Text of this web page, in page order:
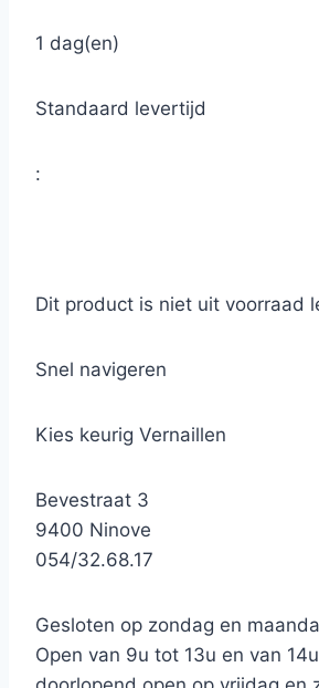
1 dag(en)
Standaard levertijd
:
Dit product is niet uit voorraad
Snel navigeren
Kies keurig Vernaillen
Bevestraat 3
9400 Ninove
054/32.68.17
Gesloten op zondag en
Open van 9u tot 13u en van